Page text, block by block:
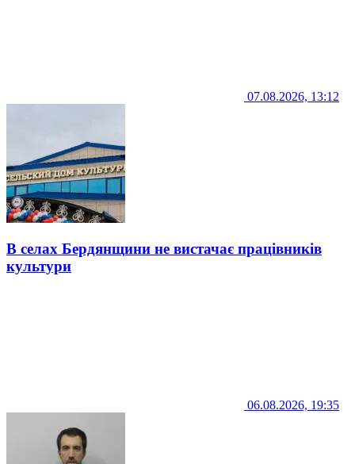
07.08.2026, 13:12
В селах Бердянщини не вистачає працівників
культури
06.08.2026, 19:35